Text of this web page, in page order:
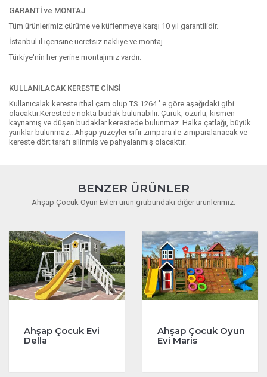
GARANTİ ve MONTAJ
Tüm ürünlerimiz çürüme ve küflenmeye karşı 10 yıl garantilidir.
İstanbul il içerisine ücretsiz nakliye ve montaj.
Türkiye'nin her yerine montajımız vardır.
KULLANILACAK KERESTE CİNSİ
Kullanıcalak kereste ithal çam olup TS 1264 ' e göre aşağıdaki gibi
olacaktır.Kerestede nokta budak bulunabilir. Çürük, özürlü, kısmen
kaynamış ve düşen budaklar kerestede bulunmaz. Halka çatlağı, büyük
yarıklar bulunmaz.. Ahşap yüzeyler sıfır zımpara ile zımparalanacak ve
kereste dört tarafı silinmiş ve pahyalanmış olacaktır.
BENZER ÜRÜNLER
Ahşap Çocuk Oyun Evleri ürün grubundaki diğer ürünlerimiz.
Ahşap Çocuk Evi
Della
Ahşap Çocuk Oyun
Evi Maris